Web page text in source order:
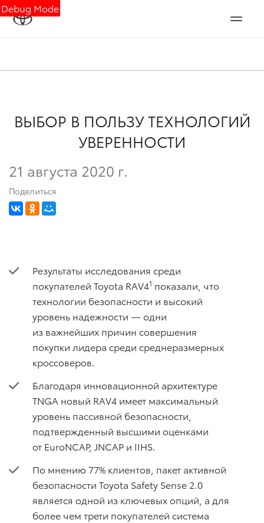
Debug Mode
ВЫБОР В ПОЛЬЗУ ТЕХНОЛОГИЙ
УВЕРЕННОСТИ
21 августа 2020 г.
Поделиться
Результаты исследования среди
покупателей Toyota RAV41 показали, что
технологии безопасности и высокий
уровень надежности — одни
из важнейших причин совершения
покупки лидера среди среднеразмерных
кроссоверов.
Благодаря инновационной архитектуре
TNGA новый RAV4 имеет максимальный
уровень пассивной безопасности,
подтвержденный высшими оценками
от EuroNCAP, JNCAP и IIHS.
По мнению 77% клиентов, пакет активной
безопасности Toyota Safety Sense 2.0
является одной из ключевых опций, а для
более чем трети покупателей система